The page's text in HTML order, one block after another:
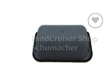
Zum
Merkzettel
hinzufügen